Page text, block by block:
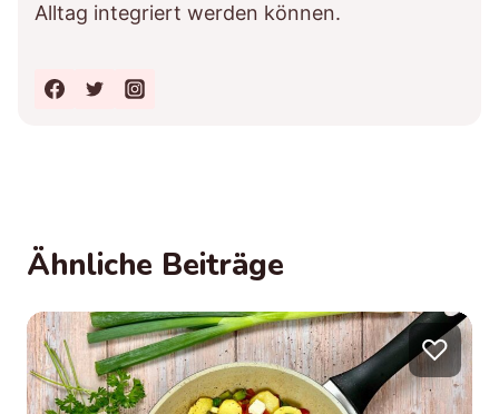
Alltag integriert werden können.
Ähnliche Beiträge
♡